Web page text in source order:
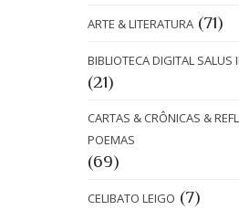
ARTE & LITERATURA (71)
BIBLIOTECA DIGITAL SALUS
(21)
CARTAS & CRÔNICAS &
POEMAS
(69)
CELIBATO LEIGO (7)